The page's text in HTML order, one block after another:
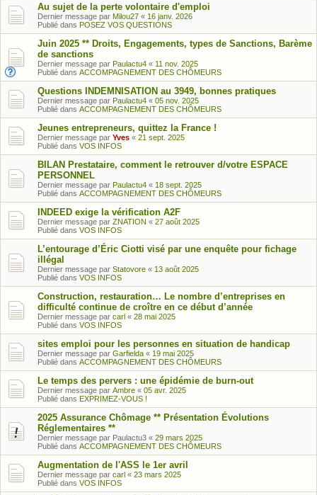
Au sujet de la perte volontaire d'emploi
Dernier message par Milou27 « 16 janv. 2026
Publié dans POSEZ VOS QUESTIONS
Juin 2025 ** Droits, Engagements, types de Sanctions, Barème
de sanctions
Dernier message par Paulactu4 « 11 nov. 2025
Publié dans ACCOMPAGNEMENT DES CHÔMEURS
Questions INDEMNISATION au 3949, bonnes pratiques
Dernier message par Paulactu4 « 05 nov. 2025
Publié dans ACCOMPAGNEMENT DES CHÔMEURS
Jeunes entrepreneurs, quittez la France !
Dernier message par Yves « 21 sept. 2025
Publié dans VOS INFOS
BILAN Prestataire, comment le retrouver d/votre ESPACE
PERSONNEL
Dernier message par Paulactu4 « 18 sept. 2025
Publié dans ACCOMPAGNEMENT DES CHÔMEURS
INDEED exige la vérification A2F
Dernier message par ZNATION « 27 août 2025
Publié dans VOS INFOS
L’entourage d’Éric Ciotti visé par une enquête pour fichage
illégal
Dernier message par Statovore « 13 août 2025
Publié dans VOS INFOS
Construction, restauration… Le nombre d’entreprises en
difficulté continue de croître en ce début d’année
Dernier message par carl « 28 mai 2025
Publié dans VOS INFOS
sites emploi pour les personnes en situation de handicap
Dernier message par Garfielda « 19 mai 2025
Publié dans ACCOMPAGNEMENT DES CHÔMEURS
Le temps des pervers : une épidémie de burn-out
Dernier message par Ambre « 05 avr. 2025
Publié dans EXPRIMEZ-VOUS !
2025 Assurance Chômage ** Présentation Évolutions
Réglementaires **
Dernier message par Paulactu3 « 29 mars 2025
Publié dans ACCOMPAGNEMENT DES CHÔMEURS
Augmentation de l'ASS le 1er avril
Dernier message par carl « 23 mars 2025
Publié dans VOS INFOS